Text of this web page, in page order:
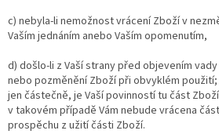
c) nebyla-li nemožnost vrácení Zboží v
Vaším jednáním anebo Vaším opomenutím,
d) došlo-li z Vaší strany před objevením
nebo pozměnění Zboží při obvyklém
jen částečně, je Vaší povinností tu část
v takovém případě Vám nebude vrácena
prospěchu z užití části Zboží.